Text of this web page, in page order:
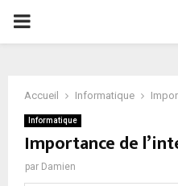
PRIMARY
Accueil Informatique
Informatique
Importance de
par Damien